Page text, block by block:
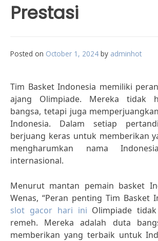
Prestasi
Posted on October 1, 2024 by adminhot
Tim Basket Indonesia memiliki
ajang Olimpiade. Mereka tidak
bangsa, tetapi juga
Indonesia. Dalam setiap
berjuang keras untuk memberikan
mengharumkan nama
internasional.
Menurut mantan pemain basket
Wenas, “Peran penting Tim Basket
slot gacor hari ini Olimpiade
remeh. Mereka adalah duta
memberikan yang terbaik untuk